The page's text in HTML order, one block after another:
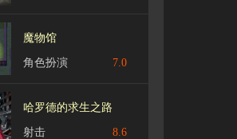
魔物馆
角色扮演 7.0
哈罗德的求生之路
射击 8.6